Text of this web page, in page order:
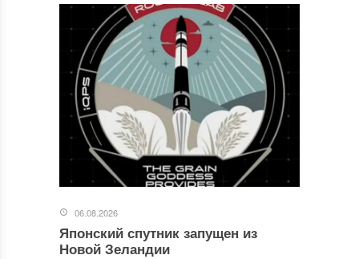
06.08.2026
Японский спутник запущен из
Новой Зеландии